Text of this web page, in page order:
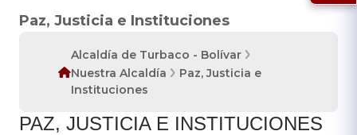
Paz, Justicia e Instituciones
Alcaldía de Turbaco - Bolívar
Nuestra Alcaldía
Paz, Justicia e
Instituciones
PAZ, JUSTICIA E INSTITUCIONES